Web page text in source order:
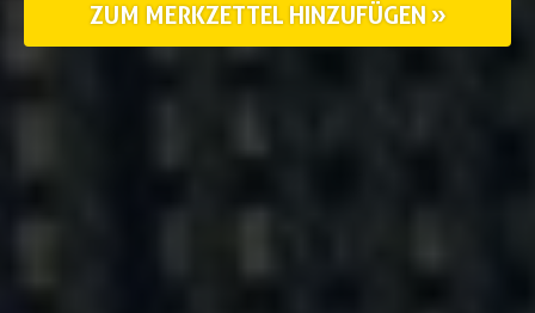
ZUM MERKZETTEL HINZUFÜGEN »